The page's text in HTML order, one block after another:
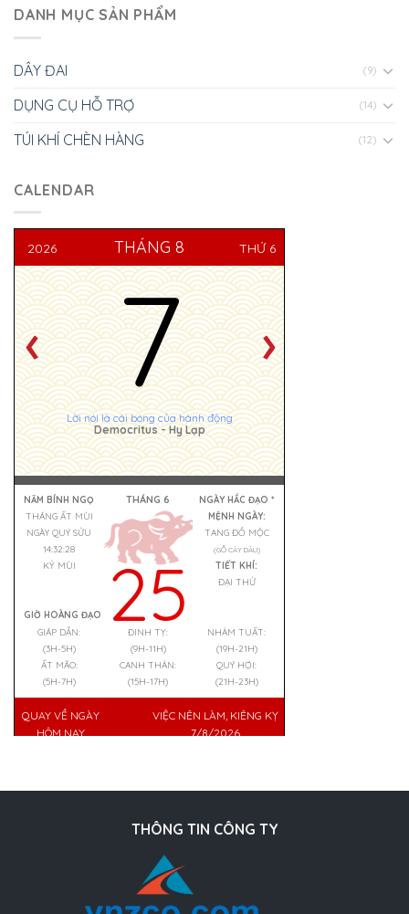
DANH MỤC SẢN PHẨM
DÂY ĐAI (9)
DỤNG CỤ HỖ TRỢ (14)
TÚI KHÍ CHÈN HÀNG (12)
CALENDAR
2026 THÁNG 8 THỨ 6
7
Lời nói là cái bóng của hành động
Democritus - Hy Lạp
NĂM BÍNH NGỌ
THÁNG ẤT MÙI
NGÀY QUÝ SỬU
14:32:29
KỶ MÙI
THÁNG 6
25
NGÀY HẮC ĐẠO *
MỆNH NGÀY:
TANG ĐỒ MỘC
(GỖ CÂY DÂU)
TIẾT KHÍ:
ĐẠI THỬ
GIỜ HOÀNG ĐẠO
GIÁP DẦN:
(3H-5H)
ẤT MÃO:
(5H-7H)
ĐINH TỴ:
(9H-11H)
CANH THÂN:
(15H-17H)
NHÂM TUẤT:
(19H-21H)
QUÝ HỢI:
(21H-23H)
QUAY VỀ NGÀY
HÔM NAY
VIỆC NÊN LÀM, KIÊNG KỴ
7/8/2026
THÔNG TIN CÔNG TY